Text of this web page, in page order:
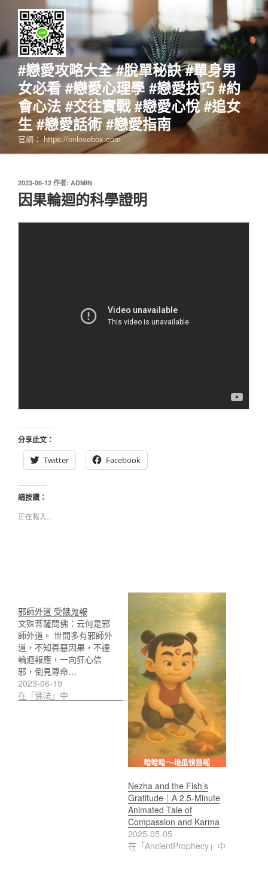
要
#戀愛攻略大全 #脫單秘訣 #單身男
女必看 #戀愛心理學 #戀愛技巧 #約
會心法 #交往實戰 #戀愛心悅 #追女
生 #戀愛話術 #戀愛指南
官網： https://onlovebox.com
發
佈
於
2023-06-12 作者: ADMIN
因果輪迴的科學證明
分享此文：
Twitter
Facebook
請按讚：
正在載入...
邪師外道 受餓鬼報
文殊菩薩問佛：云何是邪
師外道。 世間多有邪師外
道，不知善惡因果，不達
輪迴報應，一向狂心信
邪，倒見尊命…
2023-06-19
在「佛法」中
Nezha and the Fish’s
Gratitude｜A 2.5-Minute
Animated Tale of
Compassion and Karma
2025-05-05
在「AncientProphecy」中